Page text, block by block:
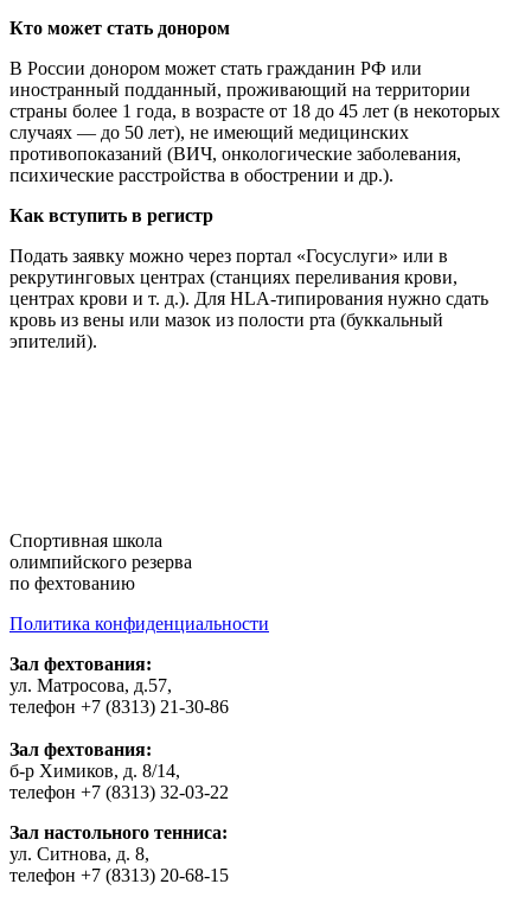
Кто может стать донором
В России донором может стать гражданин РФ или
иностранный подданный, проживающий на территории
страны более 1 года, в возрасте от 18 до 45 лет (в некоторых
случаях — до 50 лет), не имеющий медицинских
противопоказаний (ВИЧ, онкологические заболевания,
психические расстройства в обострении и др.).
Как вступить в регистр
Подать заявку можно через портал «Госуслуги» или в
рекрутинговых центрах (станциях переливания крови,
центрах крови и т. д.). Для HLA-типирования нужно сдать
кровь из вены или мазок из полости рта (буккальный
эпителий).
Cпортивная школа
олимпийского резерва
по фехтованию
Политика конфиденциальности
Зал фехтования:
ул. Матросова, д.57,
телефон +7 (8313) 21-30-86
Зал фехтования:
б-р Химиков, д. 8/14,
телефон +7 (8313) 32-03-22
Зал настольного тенниса:
ул. Ситнова, д. 8,
телефон +7 (8313) 20-68-15